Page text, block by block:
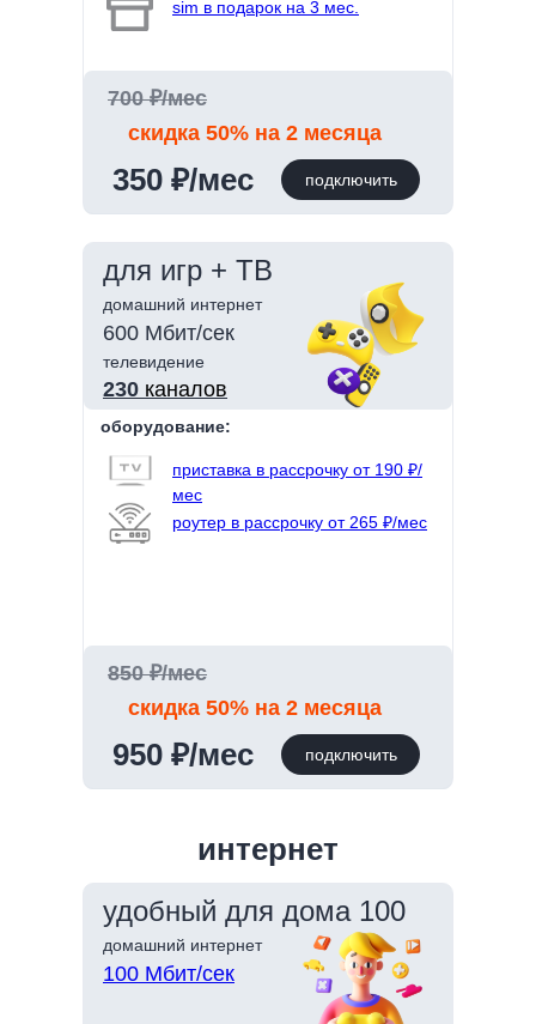
350 ₽/мес
700 ₽/мес
скидка 50% на 2 месяца
sim в подарок на 3 мес.
подключить
домашний интернет
телевидение
600 Мбит/сек
230 каналов
950 ₽/мес
850 ₽/мес
скидка 50% на 2 месяца
приставка в рассрочку от 190 ₽/
мес
роутер в рассрочку от 265 ₽/мес
оборудование:
подключить
для игр + ТВ
интернет
удобный для дома 100
домашний интернет
100 Мбит/сек